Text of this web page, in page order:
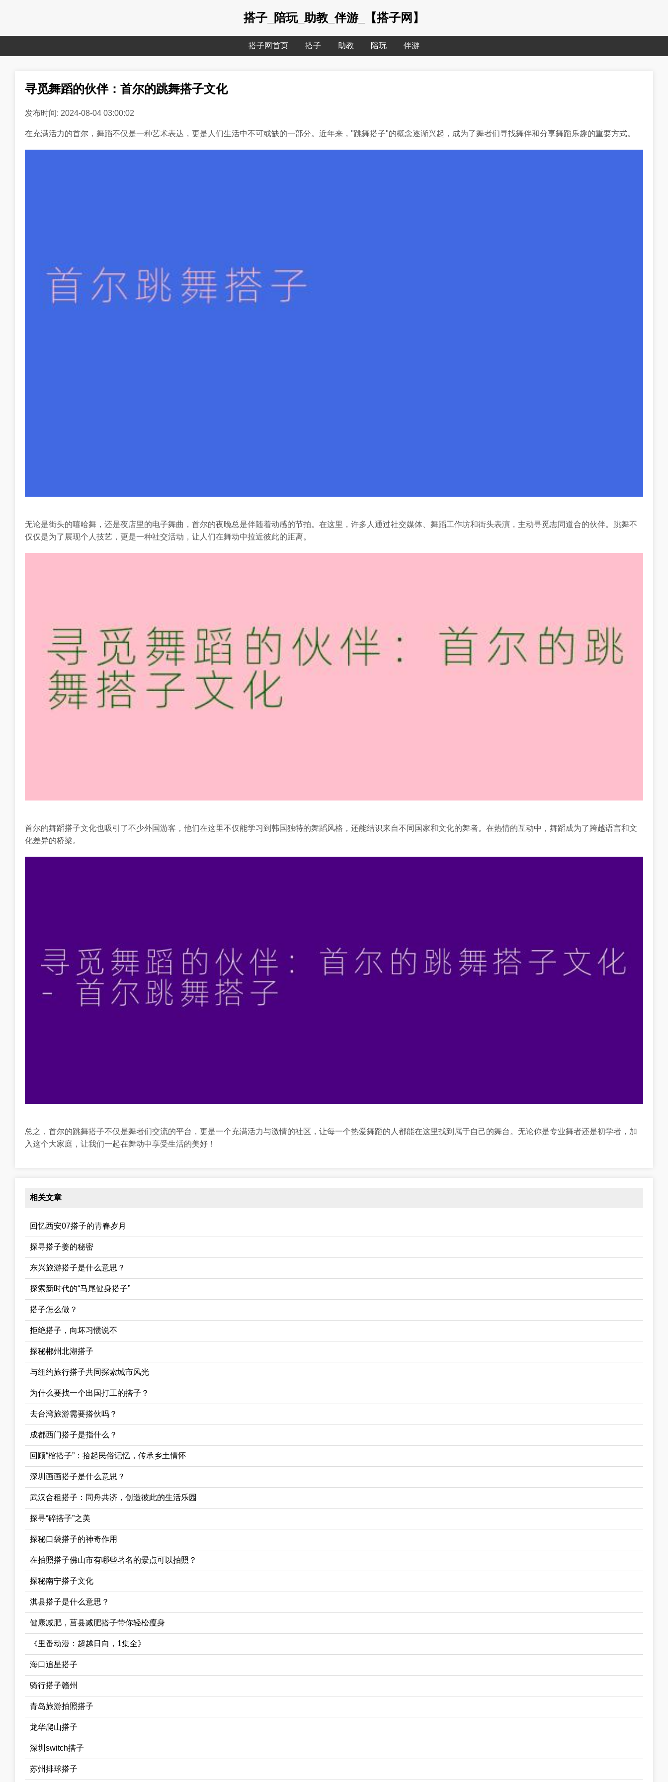
搭子_陪玩_助教_伴游_【搭子网】
搭子网首页 搭子 助教 陪玩 伴游
寻觅舞蹈的伙伴：首尔的跳舞搭子文化
发布时间: 2024-08-04 03:00:02
在充满活力的首尔，舞蹈不仅是一种艺术表达，更是人们生活中不可或缺的一部分。近年来，"跳舞搭子"的概念逐渐兴起，成为了舞者们寻找舞伴和分享舞蹈乐趣的重要方式。
无论是街头的嘻哈舞，还是夜店里的电子舞曲，首尔的夜晚总是伴随着动感的节拍。在这里，许多人通过社交媒体、舞蹈工作坊和街头表演，主动寻觅志同道合的伙伴。跳舞不
仅仅是为了展现个人技艺，更是一种社交活动，让人们在舞动中拉近彼此的距离。
首尔的舞蹈搭子文化也吸引了不少外国游客，他们在这里不仅能学习到韩国独特的舞蹈风格，还能结识来自不同国家和文化的舞者。在热情的互动中，舞蹈成为了跨越语言和文
化差异的桥梁。
总之，首尔的跳舞搭子不仅是舞者们交流的平台，更是一个充满活力与激情的社区，让每一个热爱舞蹈的人都能在这里找到属于自己的舞台。无论你是专业舞者还是初学者，加
入这个大家庭，让我们一起在舞动中享受生活的美好！
相关文章
回忆西安07搭子的青春岁月
探寻搭子姜的秘密
东兴旅游搭子是什么意思？
探索新时代的“马尾健身搭子”
搭子怎么做？
拒绝搭子，向坏习惯说不
探秘郴州北湖搭子
与纽约旅行搭子共同探索城市风光
为什么要找一个出国打工的搭子？
去台湾旅游需要搭伙吗？
成都西门搭子是指什么？
回顾“棺搭子”：拾起民俗记忆，传承乡土情怀
深圳画画搭子是什么意思？
武汉合租搭子：同舟共济，创造彼此的生活乐园
探寻“碎搭子”之美
探秘口袋搭子的神奇作用
在拍照搭子佛山市有哪些著名的景点可以拍照？
探秘南宁搭子文化
淇县搭子是什么意思？
健康减肥，莒县减肥搭子带你轻松瘦身
《里番动漫：超越日向，1集全》
海口追星搭子
骑行搭子赣州
青岛旅游拍照搭子
龙华爬山搭子
深圳switch搭子
苏州排球搭子